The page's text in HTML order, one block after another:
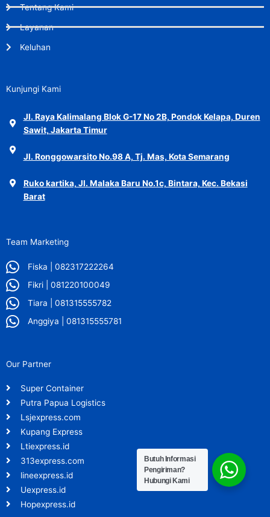
Tentang Kami
Layanan
Keluhan
Kunjungi Kami
Jl. Raya Kalimalang Blok G-17 No 2B, Pondok Kelapa, Duren
Sawit, Jakarta Timur
Jl. Ronggowarsito No.98 A, Tj. Mas, Kota Semarang
Ruko kartika, Jl. Malaka Baru No.1c, Bintara, Kec. Bekasi
Barat
Team Marketing
Fiska | 082317222264
Fikri | 081220100049
Tiara | 081315555782
Anggiya | 081315555781
Our Partner
Super Container
Putra Papua Logistics
Lsjexpress.com
Kupang Express
Ltiexpress.id
313express.com
lineexpress.id
Uexpress.id
Hopexpress.id
Butuh Informasi
Pengiriman?
Hubungi Kami